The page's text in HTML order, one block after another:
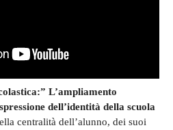
L’ampliamento
dell’identità della scuola
centralità dell’alunno, dei suoi